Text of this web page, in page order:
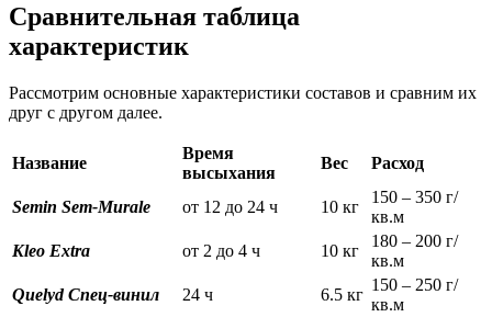
Сравнительная таблица
характеристик
Рассмотрим основные характеристики составов и сравним их
друг с другом далее.
Название
Время
высыхания
Вес Расход
Semin Sem-Murale от 12 до 24 ч 10 кг
150 – 350 г/
кв.м
Kleo Extra
от 2 до 4 ч 10 кг
180 – 200 г/
кв.м
Quelyd Спец-винил
24 ч 6.5 кг
150 – 250 г/
кв.м